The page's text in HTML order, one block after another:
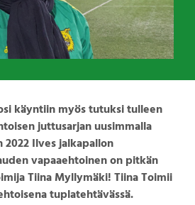
käyntiin myös tutuksi tulleen
juttusarjan uusimmalla
Ilves jalkapallon
vapaaehtoinen on pitkän
Tiina Myllymäki! Tiina Toimii
tuplatehtävässä.